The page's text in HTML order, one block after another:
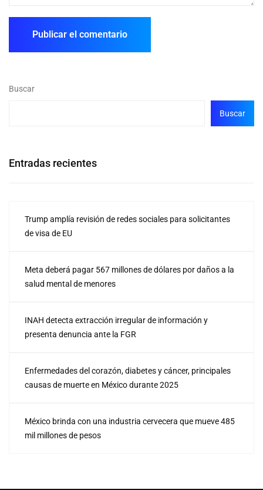
Buscar
Buscar
Entradas recientes
Trump amplía revisión de redes sociales para solicitantes
de visa de EU
Meta deberá pagar 567 millones de dólares por daños a la
salud mental de menores
INAH detecta extracción irregular de información y
presenta denuncia ante la FGR
Enfermedades del corazón, diabetes y cáncer, principales
causas de muerte en México durante 2025
México brinda con una industria cervecera que mueve 485
mil millones de pesos